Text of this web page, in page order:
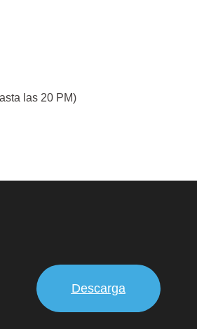
las 20 PM)
Descarga